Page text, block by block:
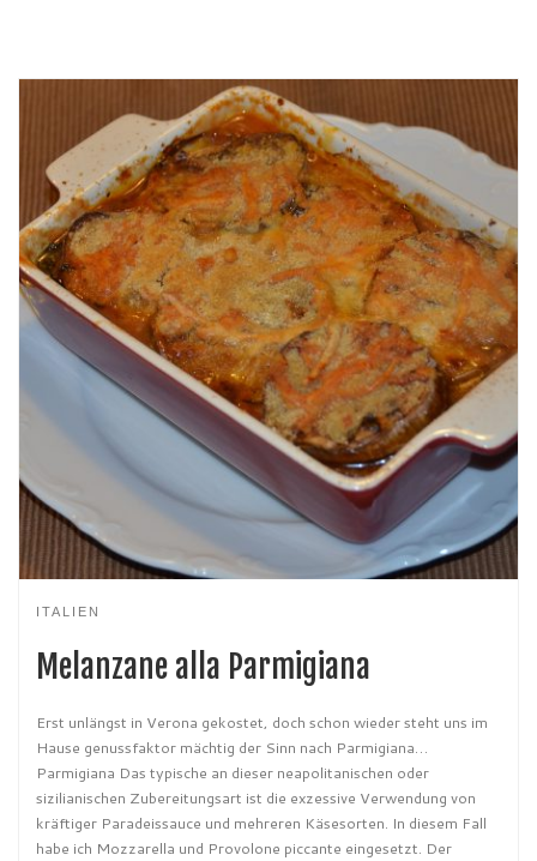
ITALIEN
Melanzane alla Parmigiana
Erst unlängst in Verona gekostet, doch schon wieder steht uns im
Hause genussfaktor mächtig der Sinn nach Parmigiana…
Parmigiana Das typische an dieser neapolitanischen oder
sizilianischen Zubereitungsart ist die exzessive Verwendung von
kräftiger Paradeissauce und mehreren Käsesorten. In diesem Fall
habe ich Mozzarella und Provolone piccante eingesetzt. Der